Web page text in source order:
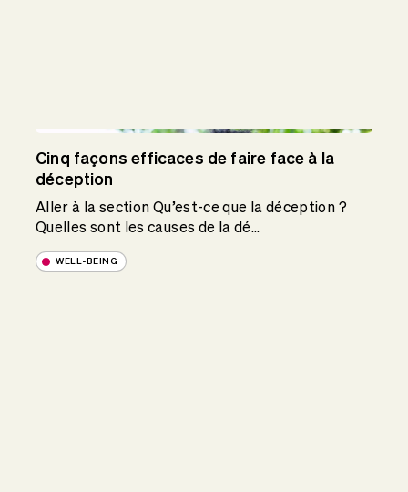
Cinq façons efficaces de faire face à la
déception
Aller à la section Qu’est-ce que la déception ?
Quelles sont les causes de la dé...
WELL-BEING